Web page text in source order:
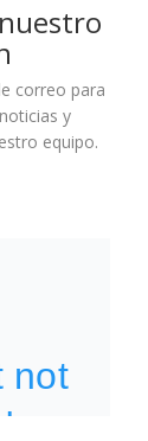
correo para
y
equipo.